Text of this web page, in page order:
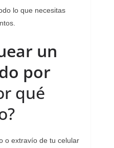
lo que necesitas
un
por
qué
o extravío de tu celular